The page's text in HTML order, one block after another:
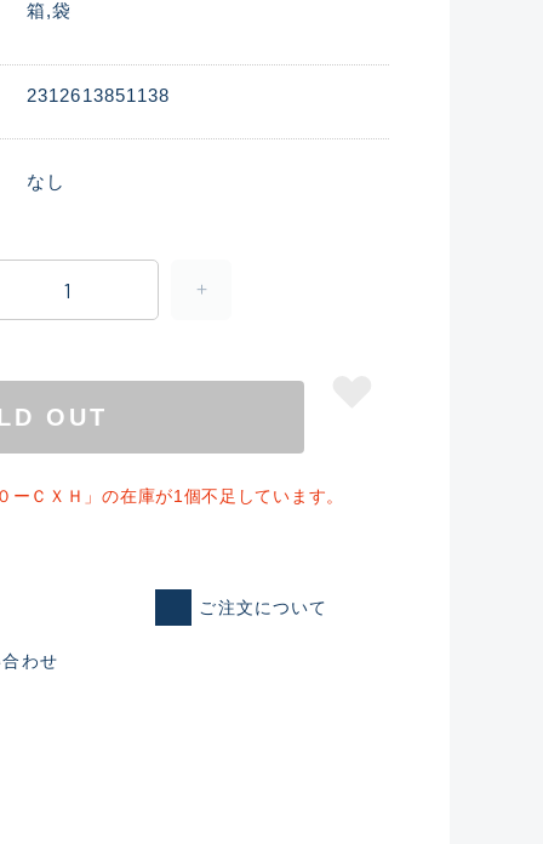
れた未使用
箱 袋
2312613851138
なし
OUT
ーＣＸＨ」の在庫が1個不足しています。
ご注文について
わせ